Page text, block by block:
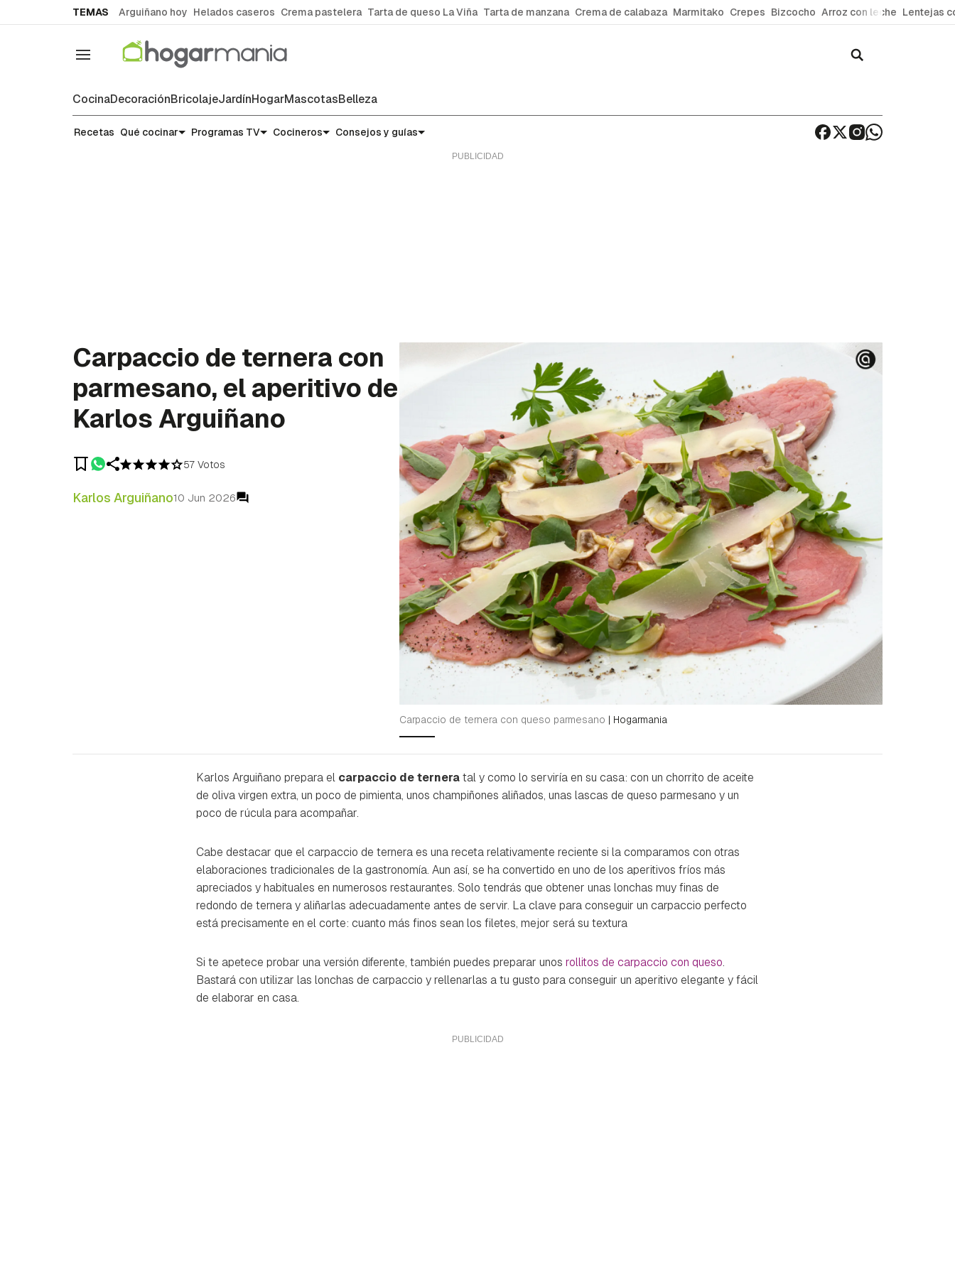
TEMAS Arguiñano hoy Helados caseros Crema pastelera Tarta de queso La Viña Tarta de manzana Crema de calabaza Marmitako Crepes Bizcocho Arroz con leche Lentejas
Navegación
CocinaDecoraciónBricolajeJardínHogarMascotasBelleza
Recetas
Recetas Qué cocinar Programas TV Cocineros Consejos y guías
Carpaccio de ternera con
parmesano, el aperitivo de
Karlos Arguiñano
57 Votos
Karlos Arguiñano10 Jun 2026
Carpaccio de ternera con queso parmesano | Hogarmania
Karlos Arguiñano prepara el carpaccio de terneratal y como lo serviría en su casa: con un chorrito de aceite
de oliva virgen extra, un poco de pimienta, unos champiñones aliñados, unas lascas de queso parmesano y un
poco de rúcula para acompañar.
Cabe destacar que el carpaccio de ternera es una receta relativamente reciente si la comparamos con otras
elaboraciones tradicionales de la gastronomía. Aun así, se ha convertido en uno de los aperitivos fríos más
apreciados y habituales en numerosos restaurantes. Solo tendrás que obtener unas lonchas muy finas de
redondo de ternera y aliñarlas adecuadamente antes de servir. La clave para conseguir un carpaccio perfecto
está precisamente en el corte: cuanto más finos sean los filetes, mejor será su textura
Si te apetece probar una versión diferente, también puedes preparar unos rollitos de carpaccio con queso.
Bastará con utilizar las lonchas de carpaccio y rellenarlas a tu gusto para conseguir un aperitivo elegante y fácil
de elaborar en casa.